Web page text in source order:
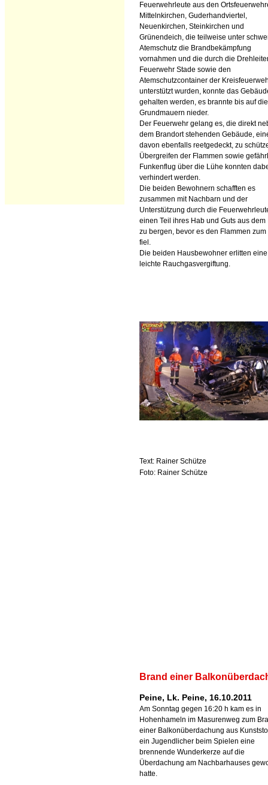
Feuerwehrleute aus den
Mittelnkirchen, Guderhandviertel,
Neuenkirchen, Steinkirchen und
Grünendeich, die teilweise unter
Atemschutz die Brandbekämpfung
vornahmen und die durch die
Feuerwehr Stade sowie den
Atemschutzcontainer der
unterstützt wurden, konnte das
gehalten werden, es brannte bis auf die
Grundmauern nieder.
Der Feuerwehr gelang es, die direkt
dem Brandort stehenden Gebäude,
davon ebenfalls reetgedeckt, zu
Übergreifen der Flammen sowie
Funkenflug über die Lühe konnten
verhindert werden.
Die beiden Bewohnern schafften es
zusammen mit Nachbarn und der
Unterstützung durch die
einen Teil ihres Hab und Guts aus dem
zu bergen, bevor es den Flammen zum
fiel.
Die beiden Hausbewohner erlitten eine
leichte Rauchgasvergiftung.
Text: Rainer Schütze
Foto: Rainer Schütze
Brand einer
Peine, Lk. Peine, 16.10.2011
Am Sonntag gegen 16:20 h kam es in
Hohenhameln im Masurenweg zum
einer Balkonüberdachung aus
ein Jugendlicher beim Spielen eine
brennende Wunderkerze auf die
Überdachung am Nachbarhauses
hatte.